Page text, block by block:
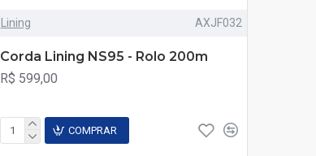
Lining AXJF032
Corda Lining NS95 - Rolo 200m
R$ 599,00
COMPRAR